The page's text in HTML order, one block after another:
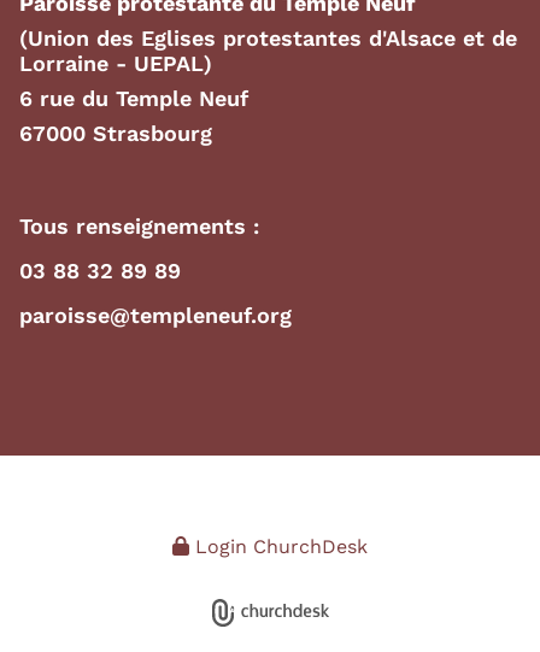
(Union des Eglises protestantes d'Alsace et de
Lorraine - UEPAL)
6 rue du Temple Neuf
67000 Strasbourg
Tous renseignements :
03 88 32 89 89
paroisse@templeneuf.org
Login ChurchDesk